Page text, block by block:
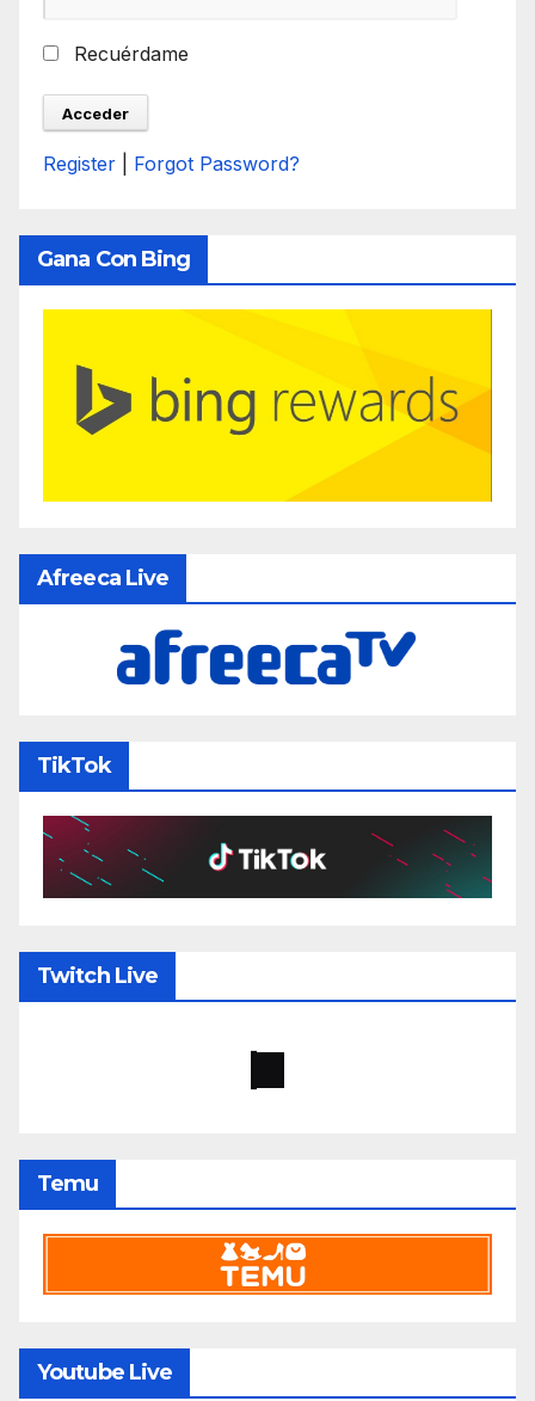
Recuérdame
Register Forgot Password?
Gana Con Bing
Afreeca Live
TikTok
Twitch Live
Temu
Youtube Live